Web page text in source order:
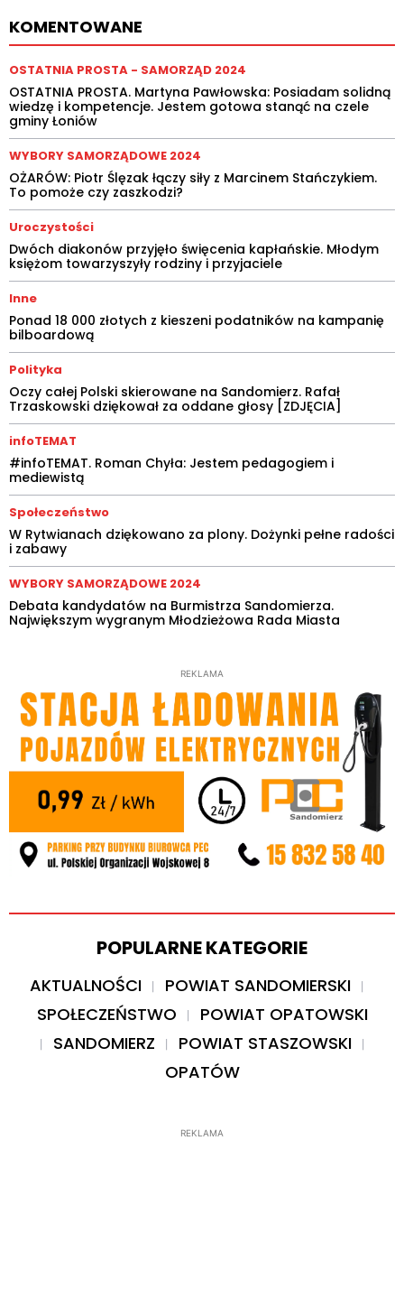
KOMENTOWANE
OSTATNIA PROSTA - SAMORZĄD 2024
OSTATNIA PROSTA. Martyna Pawłowska: Posiadam solidną
wiedzę i kompetencje. Jestem gotowa stanąć na czele
gminy Łoniów
WYBORY SAMORZĄDOWE 2024
OŻARÓW: Piotr Ślęzak łączy siły z Marcinem Stańczykiem.
To pomoże czy zaszkodzi?
Uroczystości
Dwóch diakonów przyjęło święcenia kapłańskie. Młodym
księżom towarzyszyły rodziny i przyjaciele
Inne
Ponad 18 000 złotych z kieszeni podatników na kampanię
bilboardową
Polityka
Oczy całej Polski skierowane na Sandomierz. Rafał
Trzaskowski dziękował za oddane głosy [ZDJĘCIA]
infoTEMAT
#infoTEMAT. Roman Chyła: Jestem pedagogiem i
mediewistą
Społeczeństwo
W Rytwianach dziękowano za plony. Dożynki pełne radości
i zabawy
WYBORY SAMORZĄDOWE 2024
Debata kandydatów na Burmistrza Sandomierza.
Największym wygranym Młodzieżowa Rada Miasta
REKLAMA
POPULARNE KATEGORIE
AKTUALNOŚCI
POWIAT SANDOMIERSKI
SPOŁECZEŃSTWO
POWIAT OPATOWSKI
SANDOMIERZ
POWIAT STASZOWSKI
OPATÓW
REKLAMA